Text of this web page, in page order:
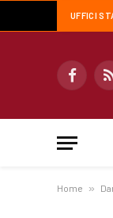
UFFICI
Home »